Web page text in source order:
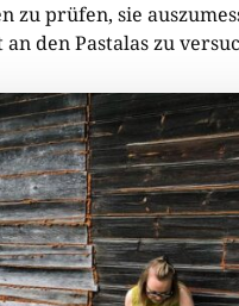
zu prüfen, sie
an den Pastalas zu